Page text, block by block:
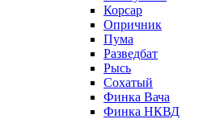
Корсар
Опричник
Пума
Разведбат
Рысь
Сохатый
Финка Вача
Финка НКВД